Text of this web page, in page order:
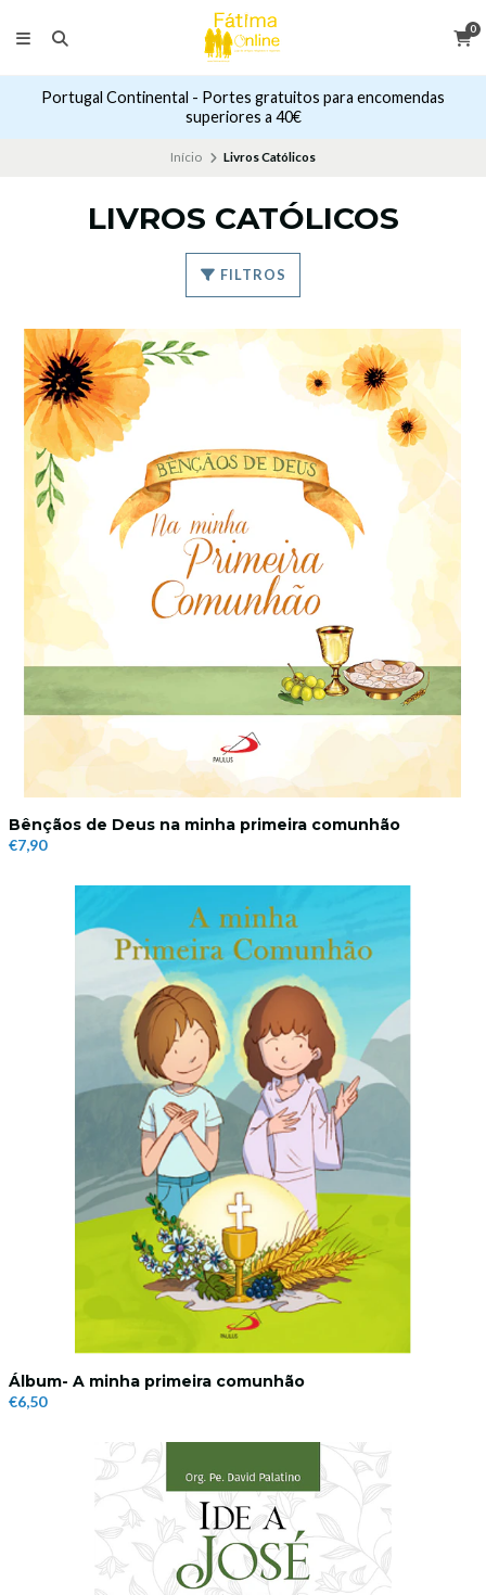
0
Portugal Continental - Portes gratuitos para encomendas
superiores a 40€
Início Livros Católicos
LIVROS CATÓLICOS
FILTROS
Bênçãos de Deus na minha primeira comunhão
€7,90
Álbum- A minha primeira comunhão
€6,50